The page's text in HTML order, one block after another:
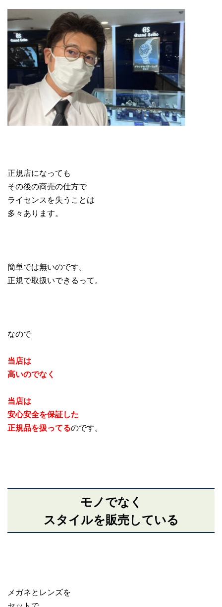
正規店になっても
その後の商売の仕方で
ライセンスを失うことは
多々あります。
簡単では無いのです。
正規で取扱いできるって。
なので
当店は
高いのでなく
当店は
安心安全を保証した
正規品を扱ってるのです。
モノでなく
スタイルを販売している
メガネとレンズを